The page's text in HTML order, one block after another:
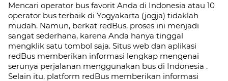
Mencari operator bus favorit Anda di Indonesia atau 10
operator bus terbaik di Yogyakarta (jogja) tidaklah
mudah. Namun, berkat redBus, proses ini menjadi
sangat sederhana, karena Anda hanya tinggal
mengklik satu tombol saja. Situs web dan aplikasi
redBus memberikan informasi lengkap mengenai
serunya perjalanan menggunakan bus di Indonesia .
Selain itu, platform redBus memberikan informasi